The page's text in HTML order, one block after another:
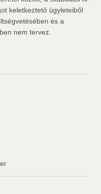
keletkeztető ügyleteiből
és a
nem tervez.